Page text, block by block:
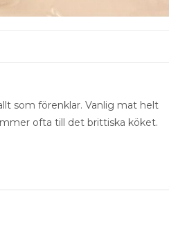
som förenklar. Vanlig mat helt
ofta till det brittiska köket.